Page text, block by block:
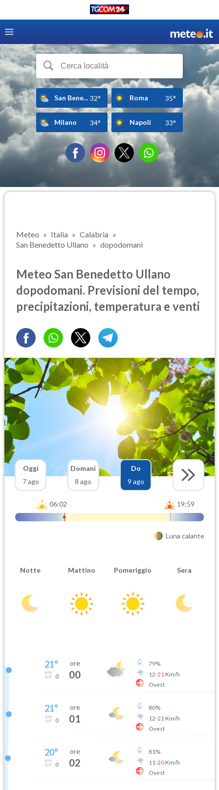
San Bene... 32° Roma 35°
Milano 34° Napoli 33°
Meteo Italia
Calabria
San Benedetto Ullano
dopodomani
Meteo San Benedetto Ullano
dopodomani. Previsioni del tempo,
precipitazioni, temperatura e venti
Oggi
7 ago
Domani
8 ago
Do
9 ago
06:02 19:59
Luna calante
Notte Mattino Pomeriggio Sera
21°
0
ore
00
79%
12-21 Km/h
Ovest
21°
0
ore
01
80%
12-21 Km/h
Ovest
20°
0
ore
02
81%
11-20Km/h
Ovest